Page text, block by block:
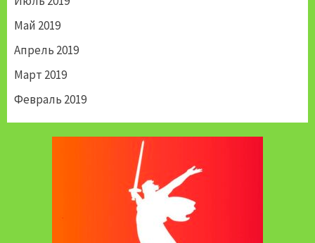
Май 2019
Апрель 2019
Март 2019
Февраль 2019